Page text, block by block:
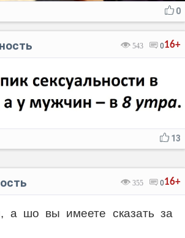
0
16+
543 0
13
16+
355 0
а шо вы имеете сказать за